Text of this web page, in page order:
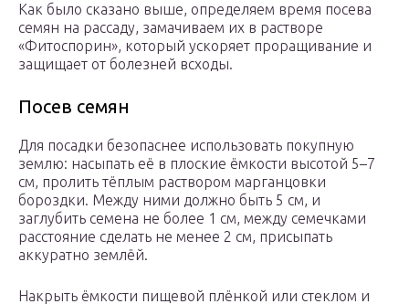
Как было сказано выше, определяем время посева
семян на рассаду, замачиваем их в растворе
«Фитоспорин», который ускоряет проращивание и
защищает от болезней всходы.
Посев семян
Для посадки безопаснее использовать покупную
землю: насыпать её в плоские ёмкости высотой 5–7
см, пролить тёплым раствором марганцовки
бороздки. Между ними должно быть 5 см, и
заглубить семена не более 1 см, между семечками
расстояние сделать не менее 2 см, присыпать
аккуратно землёй.
Накрыть ёмкости пищевой плёнкой или стеклом и